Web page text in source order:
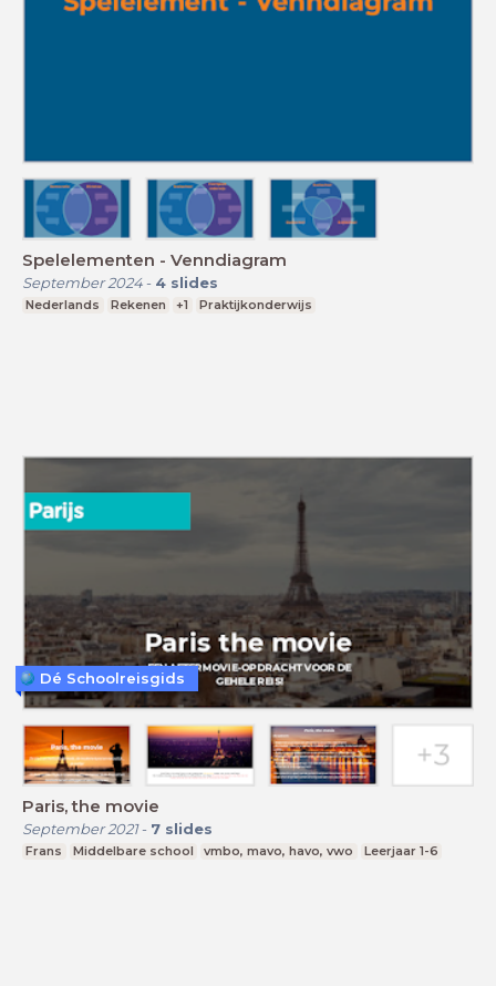
Spelelementen - Venndiagram
September 2024- 4 slides
Nederlands Rekenen +1 Praktijkonderwijs
Paris, the movie
September 2021- 7 slides
Frans Middelbare school vmbo, mavo, havo, vwo Leerjaar 1-6
Dé Schoolreisgids